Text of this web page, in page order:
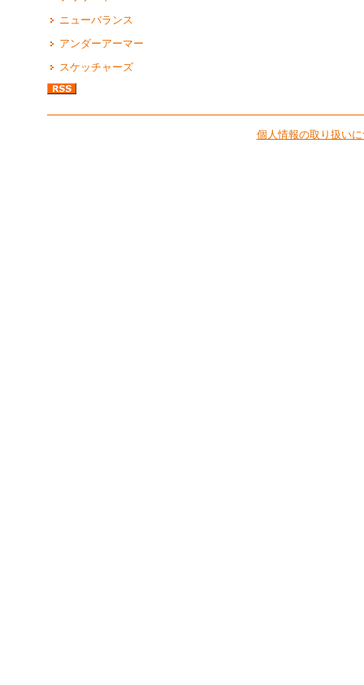
ニューバランス
アンダーアーマー
スケッチャーズ
個人情報の取り扱い